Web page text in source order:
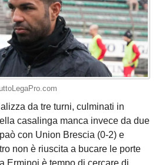
da tre turni, culminati in
casalinga manca invece da due
con Union Brescia (0-2) e
non è riuscita a bucare le porte